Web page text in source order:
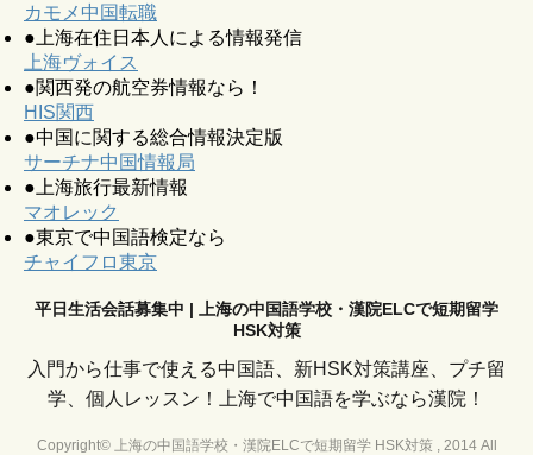
カモメ中国転職
●上海在住日本人による情報発信
上海ヴォイス
●関西発の航空券情報なら！
HIS関西
●中国に関する総合情報決定版
サーチナ中国情報局
●上海旅行最新情報
マオレック
●東京で中国語検定なら
チャイフロ東京
平日生活会話募集中 | 上海の中国語学校・漢院ELCで短期留学
HSK対策
入門から仕事で使える中国語、新HSK対策講座、プチ留
学、個人レッスン！上海で中国語を学ぶなら漢院！
Copyright© 上海の中国語学校・漢院ELCで短期留学 HSK対策 , 2014 All